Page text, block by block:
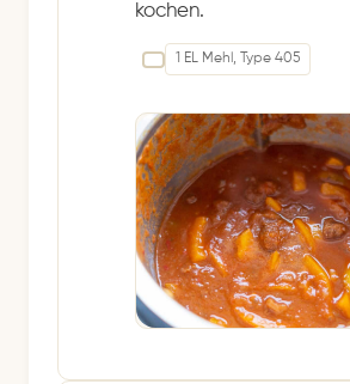
kochen.
1 EL Mehl, Type 405